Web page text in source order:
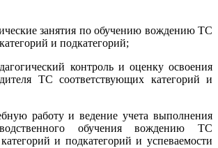
занятия по обучению вождению ТС
и подкатегорий;
контроль и оценку освоения
ТС соответствующих категорий и
работу и ведение учета выполнения
обучения вождению ТС
и подкатегорий и успеваемости